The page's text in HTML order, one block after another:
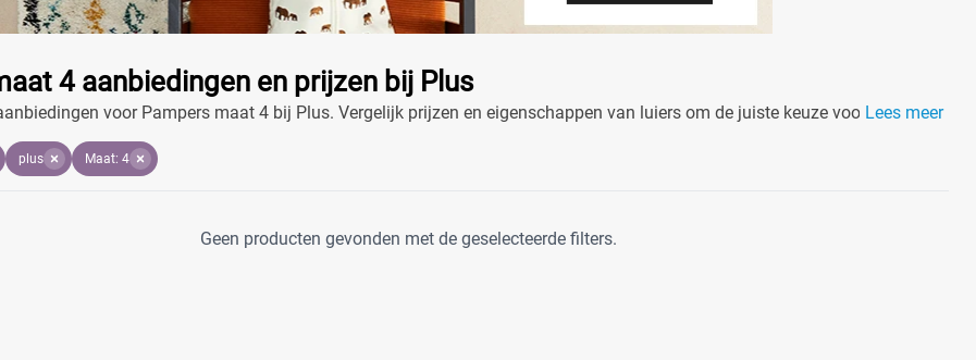
4 aanbiedingen en prijzen bij Plus
voor Pampers maat 4 bij Plus. Vergelijk prijzen en eigenschappen van luiers om de juiste keuze voor jouw
Lees meer
plus Maat: 4
Geen producten gevonden met de geselecteerde filters.